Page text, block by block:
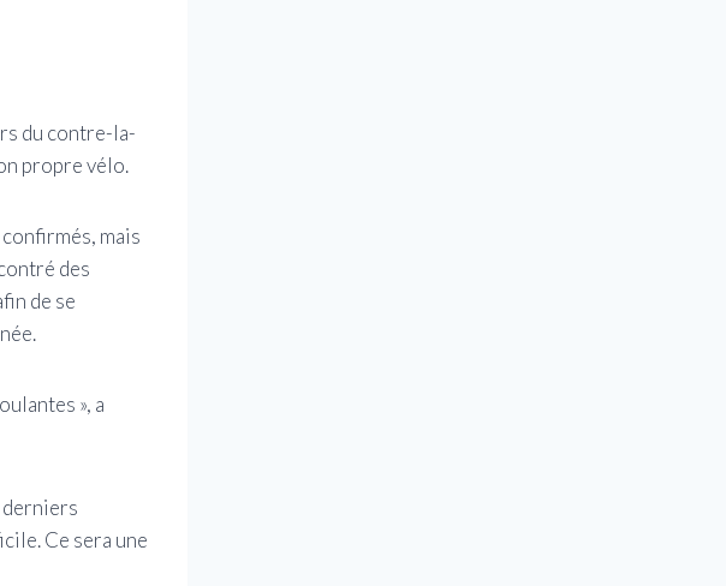
du contre-la-
propre vélo.
mais
des
de se
», a
derniers
Ce sera une